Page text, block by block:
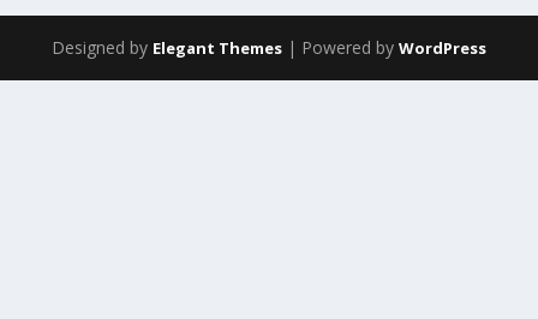
Designed by Elegant Themes | Powered by WordPress